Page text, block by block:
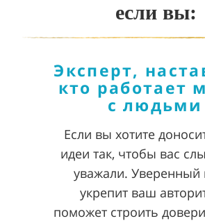
если вы:
Если вы хотите
идеи так, чтобы вас
уважали. Уверенный
укрепит ваш
поможет строить
Эксперт,
кто работает
с людьми